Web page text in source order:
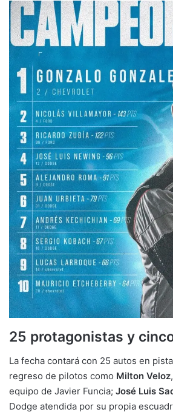
25 protagonistas y
La fecha contará con 25 autos en
regreso de pilotos como Milton Veloz
equipo de Javier Funcia; José Luis
Dodge atendida por su propia